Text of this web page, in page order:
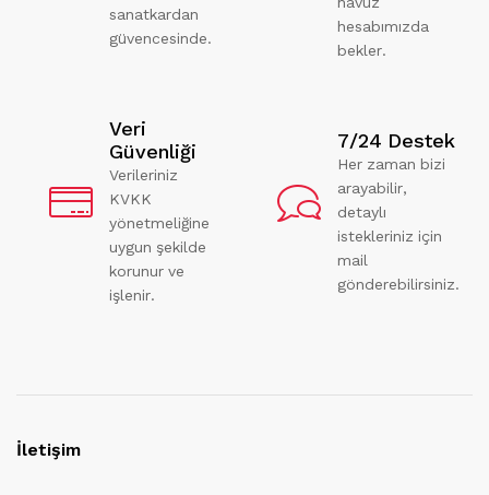
sanatkardan
güvencesinde.
hesabımızda
bekler.
Veri
Güvenliği
Verileriniz
KVKK
yönetmeliğine
uygun şekilde
korunur ve
işlenir.
7/24 Destek
Her zaman bizi
arayabilir,
detaylı
istekleriniz için
mail
gönderebilirsiniz.
İletişim